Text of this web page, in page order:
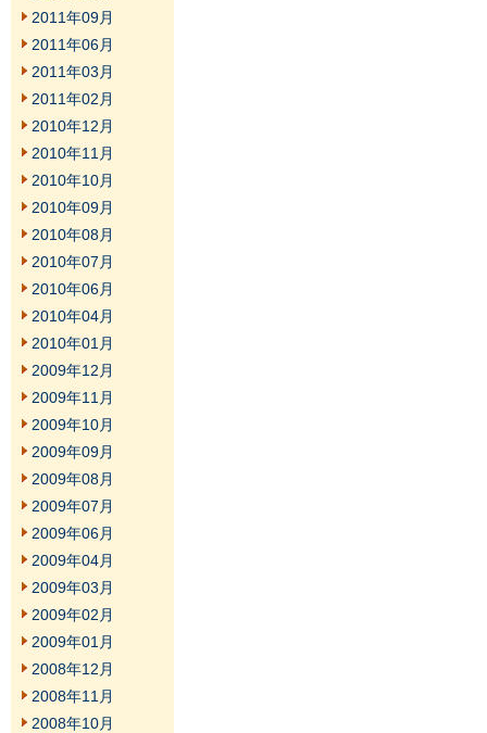
2011年09月
2011年06月
2011年03月
2011年02月
2010年12月
2010年11月
2010年10月
2010年09月
2010年08月
2010年07月
2010年06月
2010年04月
2010年01月
2009年12月
2009年11月
2009年10月
2009年09月
2009年08月
2009年07月
2009年06月
2009年04月
2009年03月
2009年02月
2009年01月
2008年12月
2008年11月
2008年10月